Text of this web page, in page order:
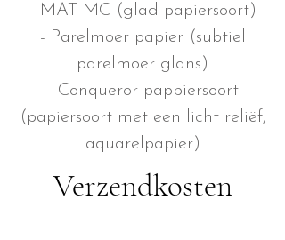
- MAT MC (glad papiersoort)
- Parelmoer papier (subtiel
parelmoer glans)
- Conqueror pappiersoort
(papiersoort met een licht reliëf,
aquarelpapier)
Verzendkosten